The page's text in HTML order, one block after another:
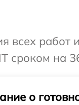
всех работ
сроком на
о